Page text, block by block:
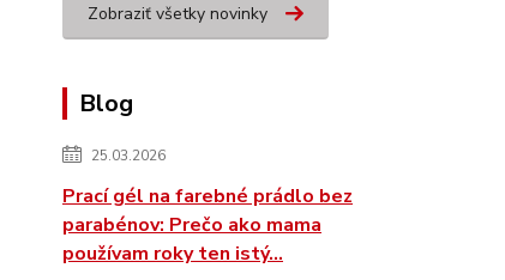
Zobraziť všetky novinky
Blog
25.03.2026
Prací gél na farebné prádlo bez
parabénov: Prečo ako mama
používam roky ten istý...